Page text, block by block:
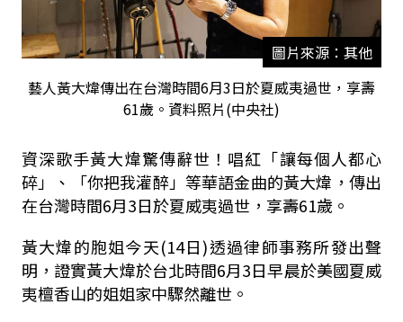
圖片來源：其他
藝人黃大煒傳出在台灣時間6月3日於夏威夷過世，享壽
61歲。資料照片(中央社)
資深歌手黃大煒驚傳辭世！唱紅「讓每個人都心
碎」、「你把我灌醉」等華語金曲的黃大煒，傳出
在台灣時間6月3日於夏威夷過世，享壽61歲。
黃大煒的胞姐今天(14日)透過律師事務所發出聲
明，證實黃大煒於台北時間6月3日早晨於美國夏威
夷檀香山的姐姐家中驟然離世。